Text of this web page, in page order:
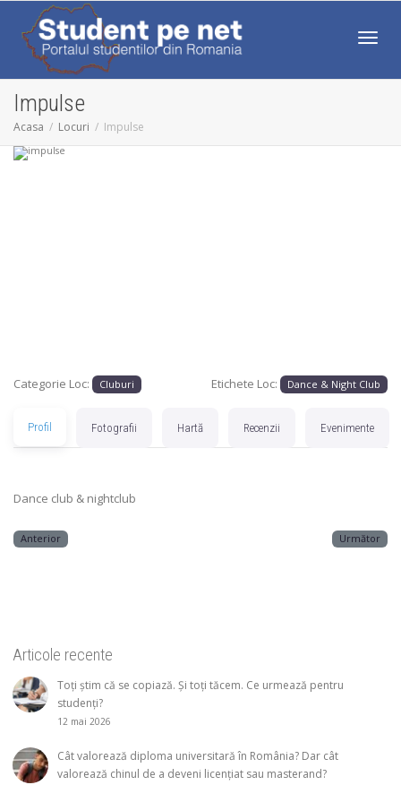
Impulse
Acasa Locuri Impulse
Categorie Loc: Cluburi Etichete Loc: Dance & Night Club
Profil Fotografii Hartă Recenzii Evenimente
Dance club & nightclub
Anterior Următor
Articole recente
Toți știm că se copiază. Și toți tăcem. Ce urmează pentru
studenți?
12 mai 2026
Cât valorează diploma universitară în România? Dar cât
valorează chinul de a deveni licențiat sau masterand?